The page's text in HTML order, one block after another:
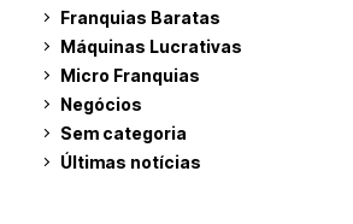
Franquias Baratas
Máquinas Lucrativas
Micro Franquias
Negócios
Sem categoria
Últimas notícias